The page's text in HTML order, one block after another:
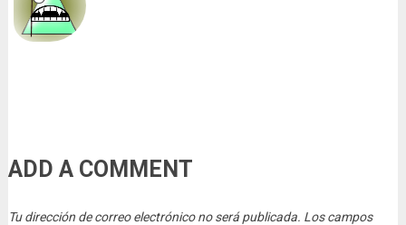
ADD A COMMENT
Tu dirección de correo electrónico no será publicada. Los campos